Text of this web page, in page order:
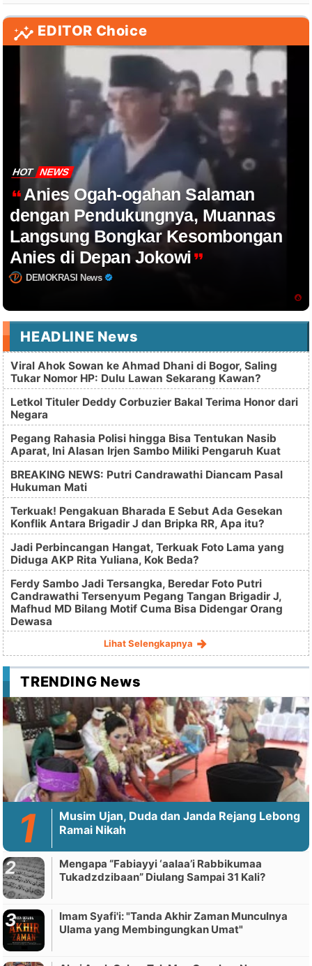
EDITOR Choice
HOT NEWS
Anies Ogah-ogahan Salaman
dengan Pendukungnya, Muannas
Langsung Bongkar Kesombongan
Anies di Depan Jokowi
DEMOKRASI News
HEADLINE News
Viral Ahok Sowan ke Ahmad Dhani di Bogor, Saling
Tukar Nomor HP: Dulu Lawan Sekarang Kawan?
Letkol Tituler Deddy Corbuzier Bakal Terima Honor dari
Negara
Pegang Rahasia Polisi hingga Bisa Tentukan Nasib
Aparat, Ini Alasan Irjen Sambo Miliki Pengaruh Kuat
BREAKING NEWS: Putri Candrawathi Diancam Pasal
Hukuman Mati
Terkuak! Pengakuan Bharada E Sebut Ada Gesekan
Konflik Antara Brigadir J dan Bripka RR, Apa itu?
Jadi Perbincangan Hangat, Terkuak Foto Lama yang
Diduga AKP Rita Yuliana, Kok Beda?
Ferdy Sambo Jadi Tersangka, Beredar Foto Putri
Candrawathi Tersenyum Pegang Tangan Brigadir J,
Mafhud MD Bilang Motif Cuma Bisa Didengar Orang
Dewasa
Lihat Selengkapnya
TRENDING News
Musim Ujan, Duda dan Janda Rejang Lebong
Ramai Nikah
Mengapa “Fabiayyi ‘aalaa’i Rabbikumaa
Tukadzdzibaan” Diulang Sampai 31 Kali?
Imam Syafi'i: "Tanda Akhir Zaman Munculnya
Ulama yang Membingungkan Umat"